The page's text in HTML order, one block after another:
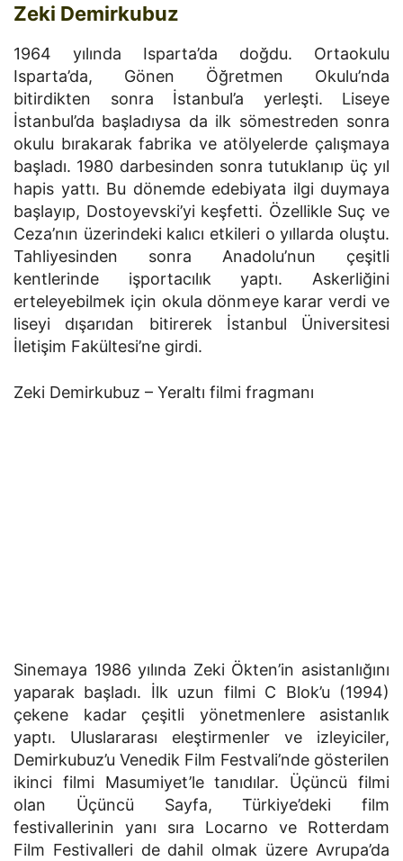
Zeki Demirkubuz
1964 yılında Isparta’da doğdu. Ortaokulu
Isparta’da, Gönen Öğretmen Okulu’nda
bitirdikten sonra İstanbul’a yerleşti. Liseye
İstanbul’da başladıysa da ilk sömestreden sonra
okulu bırakarak fabrika ve atölyelerde çalışmaya
başladı. 1980 darbesinden sonra tutuklanıp üç yıl
hapis yattı. Bu dönemde edebiyata ilgi duymaya
başlayıp, Dostoyevski’yi keşfetti. Özellikle Suç ve
Ceza’nın üzerindeki kalıcı etkileri o yıllarda oluştu.
Tahliyesinden sonra Anadolu’nun çeşitli
kentlerinde işportacılık yaptı. Askerliğini
erteleyebilmek için okula dönmeye karar verdi ve
liseyi dışarıdan bitirerek İstanbul Üniversitesi
İletişim Fakültesi’ne girdi.
Zeki Demirkubuz – Yeraltı filmi fragmanı
Sinemaya 1986 yılında Zeki Ökten’in asistanlığını
yaparak başladı. İlk uzun filmi C Blok’u (1994)
çekene kadar çeşitli yönetmenlere asistanlık
yaptı. Uluslararası eleştirmenler ve izleyiciler,
Demirkubuz’u Venedik Film Festvali’nde gösterilen
ikinci filmi Masumiyet’le tanıdılar. Üçüncü filmi
olan Üçüncü Sayfa, Türkiye’deki film
festivallerinin yanı sıra Locarno ve Rotterdam
Film Festivalleri de dahil olmak üzere Avrupa’da